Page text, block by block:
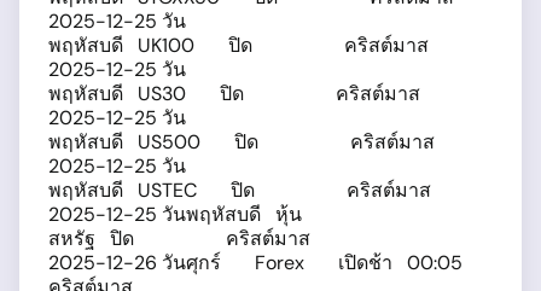
2025-12-25 วัน
พฤหัสบดี UK100 ปิด คริสต์มาส
2025-12-25 วัน
พฤหัสบดี US30 ปิด คริสต์มาส
2025-12-25 วัน
พฤหัสบดี US500 ปิด คริสต์มาส
2025-12-25 วัน
พฤหัสบดี USTEC ปิด คริสต์มาส
2025-12-25 วันพฤหัสบดี หุ้น
สหรัฐ ปิด คริสต์มาส
2025-12-26 วันศุกร์ Forex เปิดช้า 00:05